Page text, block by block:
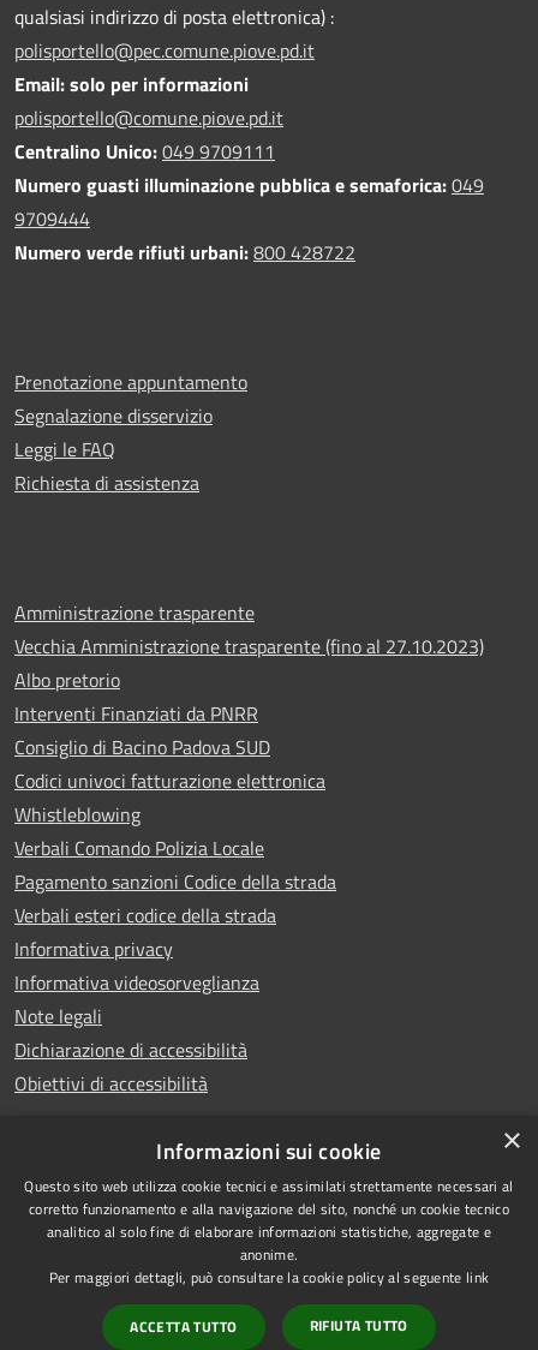
qualsiasi indirizzo di posta elettronica) :
polisportello@pec.comune.piove.pd.it
Email: solo per informazioni
polisportello@comune.piove.pd.it
Centralino Unico:049 9709111
Numero guasti illuminazione pubblica e semaforica:049
9709444
Numero verde rifiuti urbani:800 428722
Prenotazione appuntamento
Segnalazione disservizio
Leggi le FAQ
Richiesta di assistenza
Amministrazione trasparente
Vecchia Amministrazione trasparente (fino al 27.10.2023)
Albo pretorio
Interventi Finanziati da PNRR
Consiglio di Bacino Padova SUD
Codici univoci fatturazione elettronica
Whistleblowing
Verbali Comando Polizia Locale
Pagamento sanzioni Codice della strada
Verbali esteri codice della strada
Informativa privacy
Informativa videosorveglianza
Note legali
Dichiarazione di accessibilità
Obiettivi di accessibilità
RSS
Accessibilità
Privacy
Mappa del sito
Copyright © 2026 • Comune di
Piove di Sacco • Powered by
Municipium•Accesso
redazione
×
Informazioni sui cookie
Questo sito web utilizza cookie tecnici e assimilati strettamente necessari al
corretto funzionamento e alla navigazione del sito, nonché un cookie tecnico
analitico al solo fine di elaborare informazioni statistiche, aggregate e
anonime.
Per maggiori dettagli, può consultare la cookie policy al seguente link
ACCETTA TUTTO RIFIUTA TUTTO